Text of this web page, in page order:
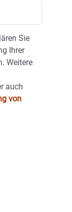
Sie
Ihrer
Weitere
auch
von